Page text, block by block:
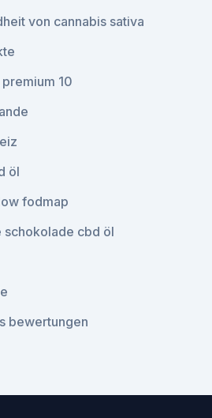
von cannabis sativa
10
öl
fodmap
schokolade cbd öl
bewertungen